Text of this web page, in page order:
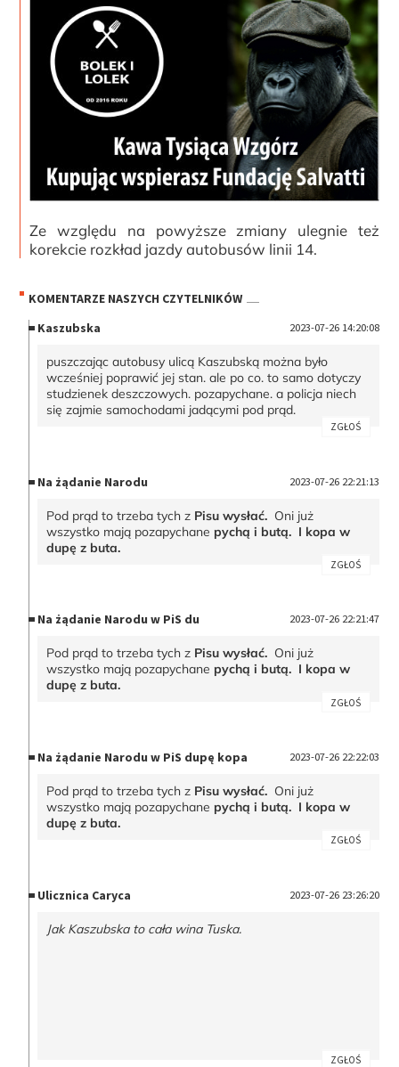
Ze względu na powyższe zmiany ulegnie też
korekcie rozkład jazdy autobusów linii 14.
KOMENTARZE NASZYCH CZYTELNIKÓW
Kaszubska
2023-07-26 14:20:08
puszczając autobusy ulicą Kaszubską można było
wcześniej poprawić jej stan. ale po co. to samo dotyczy
studzienek deszczowych. pozapychane. a policja niech
się zajmie samochodami jadącymi pod prąd.
ZGŁOŚ
Na żądanie Narodu 2023-07-26 22:21:13
Pod prąd to trzeba tych z Pisu wysłać. Oni już
wszystko mają pozapychane pychą i butą. I kopa w
dupę z buta.
ZGŁOŚ
Na żądanie Narodu w PiS du 2023-07-26 22:21:47
Pod prąd to trzeba tych z Pisu wysłać. Oni już
wszystko mają pozapychane pychą i butą. I kopa w
dupę z buta.
ZGŁOŚ
Na żądanie Narodu w PiS dupę kopa 2023-07-26 22:22:03
Pod prąd to trzeba tych z Pisu wysłać. Oni już
wszystko mają pozapychane pychą i butą. I kopa w
dupę z buta.
ZGŁOŚ
Ulicznica Caryca 2023-07-26 23:26:20
Jak Kaszubska to cała wina Tuska.
ZGŁOŚ